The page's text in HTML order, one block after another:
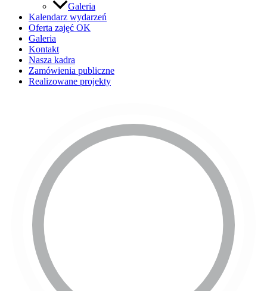
Galeria
Kalendarz wydarzeń
Oferta zajęć OK
Galeria
Kontakt
Nasza kadra
Zamówienia publiczne
Realizowane projekty